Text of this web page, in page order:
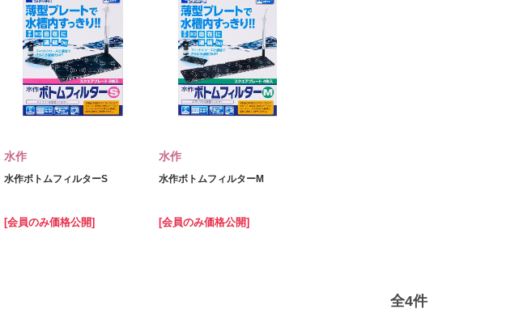
水作
水作ボトムフィルターS
[会員のみ価格公開]
水作
水作ボトムフィルターM
[会員のみ価格公開]
全4件